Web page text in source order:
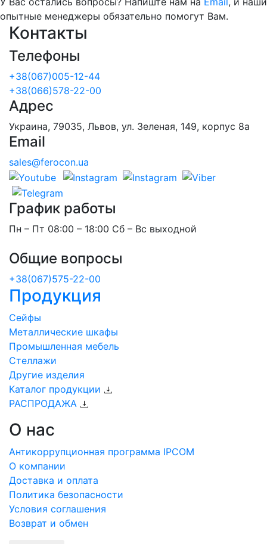
опытные менеджеры обязательно помогут Вам.
Контакты
Телефоны
+38(067)005-12-44
+38(066)578-22-00
Адрес
Украина, 79035, Львов, ул. Зеленая, 149, корпус 8а
Email
sales@ferocon.ua
График работы
Пн – Пт 08:00 – 18:00 Сб – Вс выходной
Общие вопросы
+38(067)575-22-00
Продукция
Сейфы
Металлические шкафы
Промышленная мебель
Стеллажи
Другие изделия
Каталог продукции
РАСПРОДАЖА
О нас
Антикоррупционная программа IPCOM
О компании
Доставка и оплата
Политика безопасности
Условия соглашения
Возврат и обмен